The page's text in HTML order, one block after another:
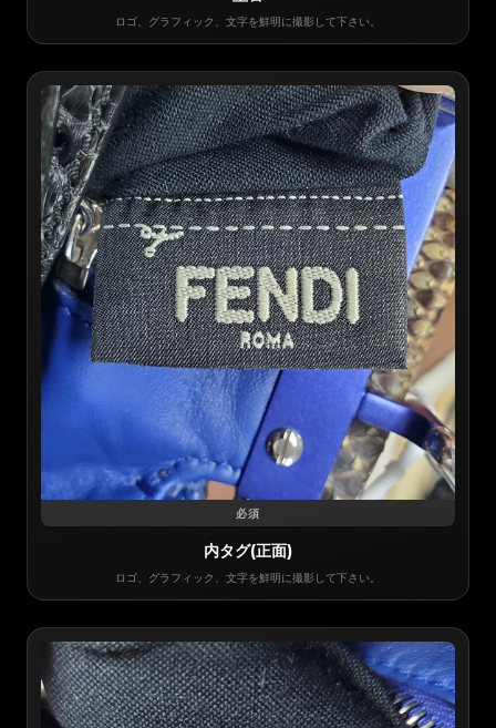
ロゴ、グラフィック、文字を鮮明に撮影して下さい。
必須
内タグ(正面)
ロゴ、グラフィック、文字を鮮明に撮影して下さい。